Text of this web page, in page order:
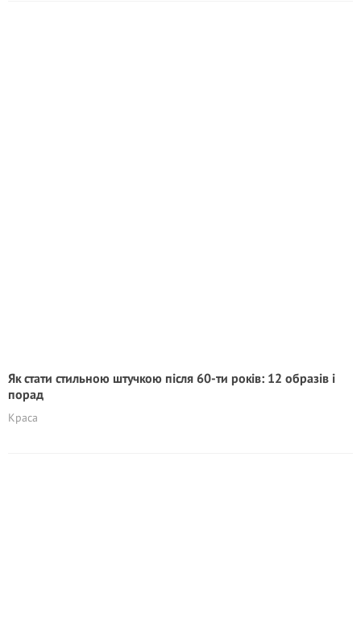
Як стати стильною штучкою після 60-ти років: 12 образів і
порад
Краса